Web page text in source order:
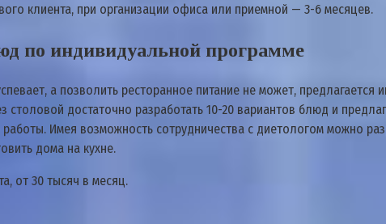
клиента, при организации офиса или приемной — 3-6 месяцев.
по индивидуальной программе
а позволить ресторанное питание не может,
достаточно разработать 10-20 вариантов блюд и
работы. Имея возможность сотрудничества с диетологом можно
дома на кухне.
от 30 тысяч в месяц.